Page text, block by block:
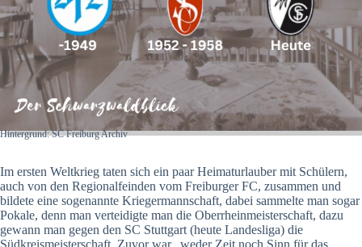
Hintergrund: SC Freiburg Archiv
Im ersten Weltkrieg taten sich ein paar Heimaturlauber mit Schülern,
auch von den Regionalfeinden vom Freiburger FC, zusammen und
bildete eine sogenannte Kriegermannschaft, dabei sammelte man sogar
Pokale, denn man verteidigte man die Oberrheinmeisterschaft, dazu
gewann man gegen den SC Stuttgart (heute Landesliga) die
Südkreismeisterschaft. Zuvor war „weder Zeit noch Sinn für das